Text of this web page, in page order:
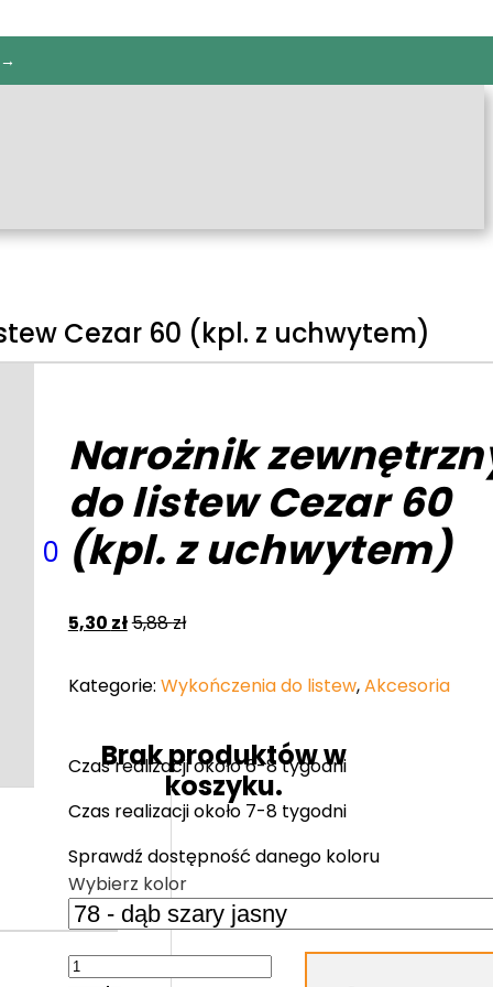
0
Brak produktów w
koszyku.
Cezar 60 (kpl. z uchwytem)
Narożnik
do listew Cezar 60
(kpl. z uchwytem)
5,30 zł5,88zł
Kategorie: Wykończenia do listew,Akcesoria
Czas realizacji około 6-8 tygodni
Czas realizacji około 7-8 tygodni
Sprawdź dostępność danego koloru
Wybierz kolor
ilość